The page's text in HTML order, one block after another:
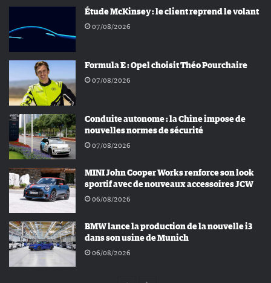
Étude McKinsey : le client reprend le volant
07/08/2026
Formula E : Opel choisit Théo Pourchaire
07/08/2026
Conduite autonome : la Chine impose de
nouvelles normes de sécurité
07/08/2026
MINI John Cooper Works renforce son look
sportif avec de nouveaux accessoires JCW
06/08/2026
BMW lance la production de la nouvelle i3
dans son usine de Munich
06/08/2026